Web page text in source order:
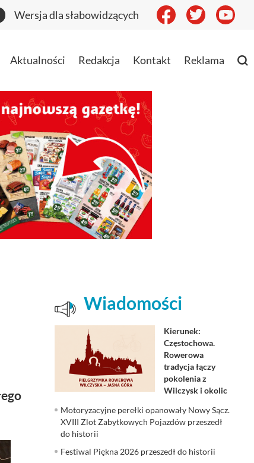
Wersja dla słabowidzących
Aktualności Redakcja Kontakt Reklama
Wiadomości
Kierunek:
Częstochowa.
Rowerowa
tradycja łączy
pokolenia z
Wilczysk i okolic
Motoryzacyjne perełki opanowały Nowy Sącz.
XVIII Zlot Zabytkowych Pojazdów przeszedł
do historii
Festiwal Piękna 2026 przeszedł do historii